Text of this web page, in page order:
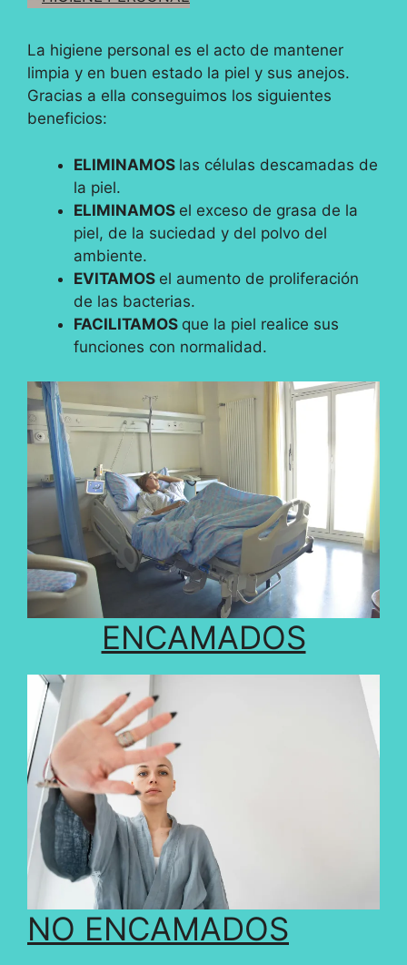
La higiene personal es el acto de mantener
limpia y en buen estado la piel y sus anejos.
Gracias a ella conseguimos los siguientes
beneficios:
ELIMINAMOS las células descamadas de
la piel.
ELIMINAMOS el exceso de grasa de la
piel, de la suciedad y del polvo del
ambiente.
EVITAMOS el aumento de proliferación
de las bacterias.
FACILITAMOS que la piel realice sus
funciones con normalidad.
ENCAMADOS
NO ENCAMADOS